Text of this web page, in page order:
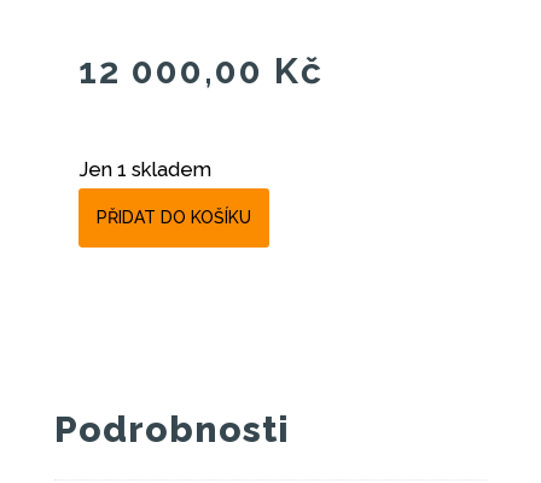
12 000,00 Kč
Jen 1 skladem
PŘIDAT DO KOŠÍKU
Podrobnosti